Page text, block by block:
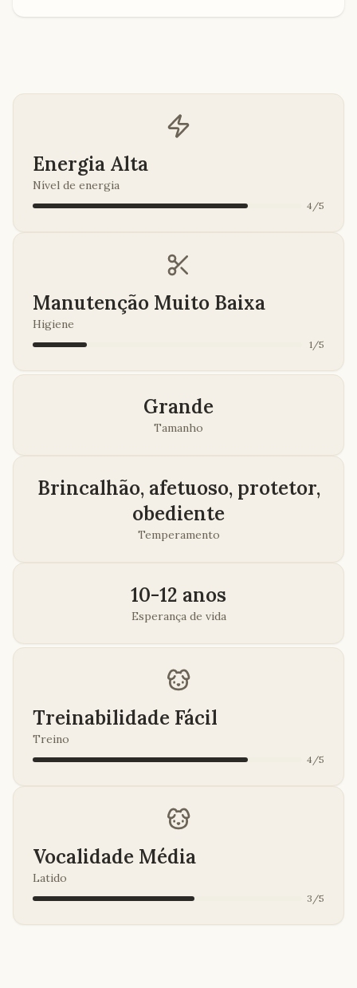
Energia Alta
Nível de energia
4 /5
Manutenção Muito Baixa
Higiene
1/5
Grande
Tamanho
Brincalhão, afetuoso, protetor,
obediente
Temperamento
10-12 anos
Esperança de vida
Treinabilidade Fácil
Treino
4 /5
Vocalidade Média
Latido
3 /5